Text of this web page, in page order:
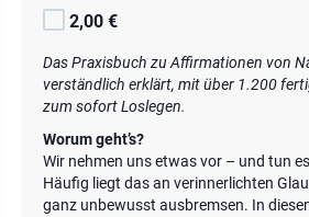
2,00 €
Das Praxisbuch zu Affirmationen von
verständlich erklärt, mit über 1.200
zum sofort Loslegen.
Worum geht’s?
Wir nehmen uns etwas vor – und tun
Häufig liegt das an verinnerlichten
ganz unbewusst ausbremsen. In